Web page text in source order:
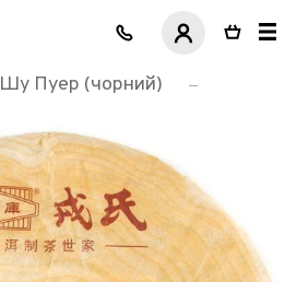
Шу Пуер (чорний)